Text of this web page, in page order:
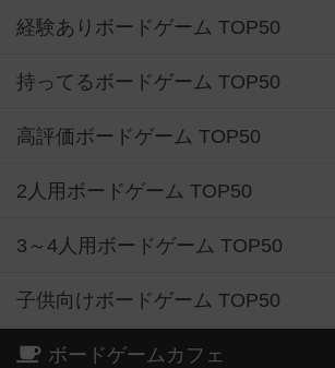
経験ありボードゲーム TOP50
持ってるボードゲーム TOP50
高評価ボードゲーム TOP50
2人用ボードゲーム TOP50
3～4人用ボードゲーム TOP50
子供向けボードゲーム TOP50
ボードゲームカフェ